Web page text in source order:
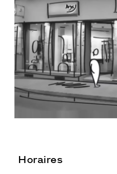
Horaires